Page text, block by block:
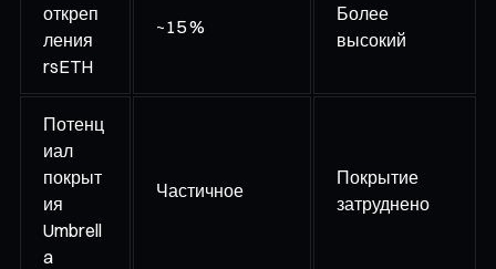
откреп
ления
rsETH
~15 %
Более
высокий
Потенц
иал
покрыт
ия
Umbrell
a
Частичное
Покрытие
затруднено